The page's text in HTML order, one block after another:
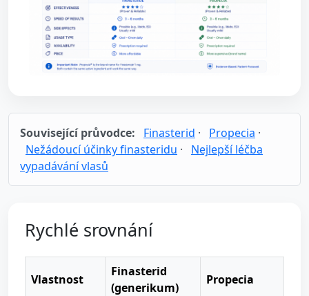
Související průvodce: Finasterid · Propecia ·
Nežádoucí účinky finasteridu ·
Nejlepší léčba
vypadávání vlasů
Rychlé srovnání
Vlastnost
Finasterid
(generikum)
Propecia